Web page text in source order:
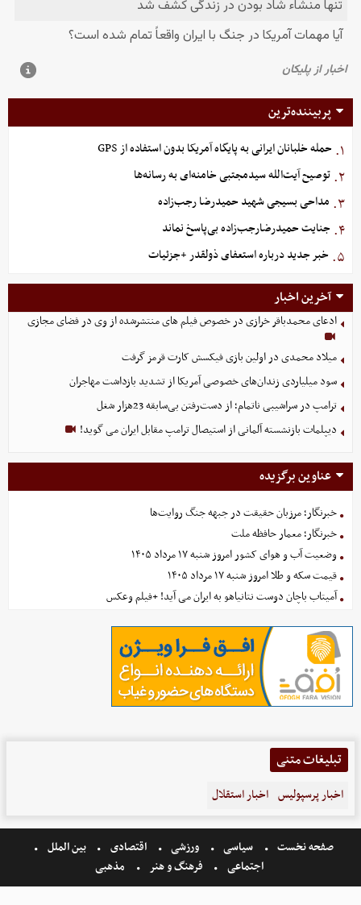
پربیننده‌ترین
۱. حمله خلبانان ایرانی به پایگاه آمریکا بدون استفاده از GPS
۲. توصیح آیت‌الله سیدمجتبی خامنه‌ای به رسانه‌ها
۳. مداحی بسیجی شهید حمیدرضا رجب‌زاده
۴. جنایت حمیدرضارجب‌زاده بی‌پاسخ نماند
۵. خبر جدید درباره استعفای ذولقدر +جزئیات
آخرین اخبار
ادعای محمدباقر خرازی در خصوص فیلم های منتشرشده از وی در فضای مجازی
میلاد محمدی در اولین بازی فیکسش کارت قرمز گرفت
سود میلیاردی زندان‌های خصوصی آمریکا از تشدید بازداشت مهاجران
ترامپ در سراشیبی ناتمام؛ از دست‌رفتن بی‌سابقه 23هزار شغل
دیپلمات بازنشسته آلمانی از استیصال ترامپ مقابل ایران می گوید!
عناوین برگزیده
خبرنگار؛ مرزبان حقیقت در جبهه جنگ روایت‌ها
خبرنگار؛ معمار حافظه ملت
وضعیت آب و هوای کشور امروز شنبه ۱۷ مرداد ۱۴۰۵
قیمت سکه و طلا امروز شنبه ۱۷ مرداد ۱۴۰۵
آمیتاب باچان دوست نتانیاهو به ایران می آید! +فیلم وعکس
تبلیغات متنی
اخبار پرسپولیس اخبار استقلال
صفحه نخست سیاسی ورزشی اقتصادی
بین الملل
اجتماعی
فرهنگ و هنر مذهبی